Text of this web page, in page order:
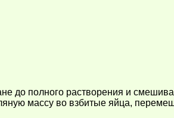
до полного растворения и
массу во взбитые яйца,